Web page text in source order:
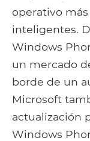
operativo
inteligentes.
Windows
un mercado
borde de un
Microsoft
actualización
Windows